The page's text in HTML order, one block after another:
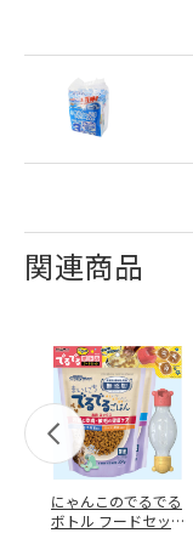
関連商品
にゃんこのでるでる
ボトル フードセッ